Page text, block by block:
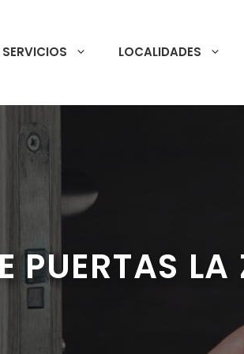
SERVICIOS LOCALIDADES
PUERTAS LA